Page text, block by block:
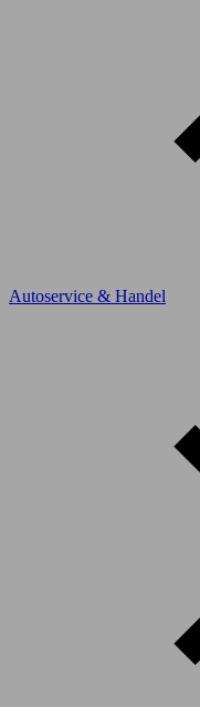
Autoservice & Handel